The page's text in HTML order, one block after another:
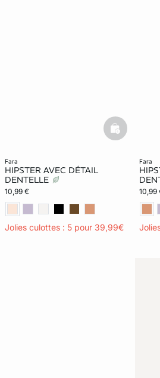
fara
HIPSTER AVEC DÉTAIL
DENTELLE
10,99 €
Jolies culottes : 5 pour 39,99€
basketfull
fara
10,99